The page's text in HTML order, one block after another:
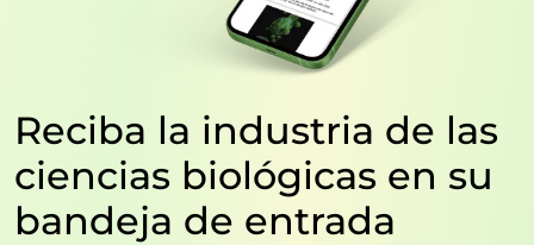
Reciba la industria de las
ciencias biológicas en su
bandeja de entrada